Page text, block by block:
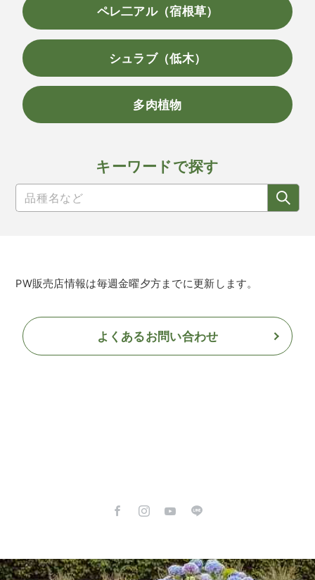
ペレ二アル（宿根草）
シュラブ（低木）
多肉植物
キーワードで探す
PW販売店情報は毎週金曜夕方までに更新します。
よくあるお問い合わせ